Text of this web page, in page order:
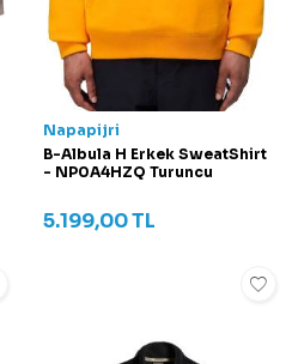
Napapijri
B-Albula H Erkek SweatShirt
- NP0A4HZQ Turuncu
5.199,00TL